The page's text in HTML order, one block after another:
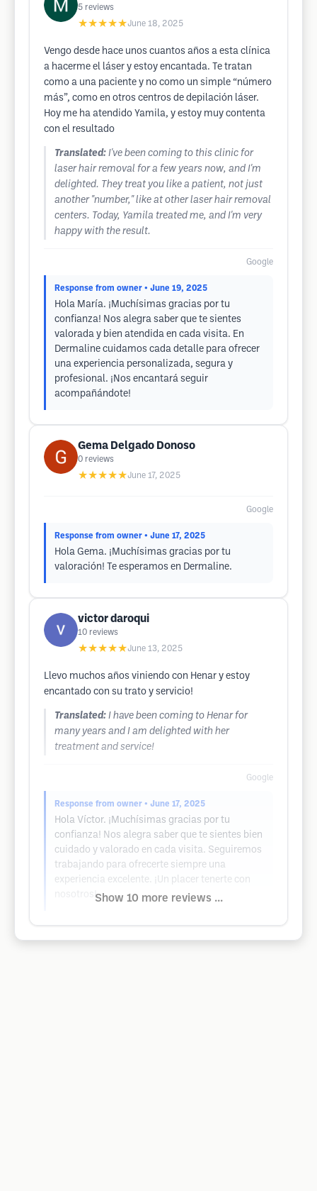
5 reviews
★★★★★June 18, 2025
Vengo desde hace unos cuantos años a esta clínica
a hacerme el láser y estoy encantada. Te tratan
como a una paciente y no como un simple “número
más”, como en otros centros de depilación láser.
Hoy me ha atendido Yamila, y estoy muy contenta
con el resultado
Translated: I've been coming to this clinic for
laser hair removal for a few years now, and I'm
delighted. They treat you like a patient, not just
another "number," like at other laser hair removal
centers. Today, Yamila treated me, and I'm very
happy with the result.
Google
Response from owner • June 19, 2025
Hola María. ¡Muchísimas gracias por tu
confianza! Nos alegra saber que te sientes
valorada y bien atendida en cada visita. En
Dermaline cuidamos cada detalle para ofrecer
una experiencia personalizada, segura y
profesional. ¡Nos encantará seguir
acompañándote!
Gema Delgado Donoso
0 reviews
★★★★★June 17, 2025
Google
Response from owner • June 17, 2025
Hola Gema. ¡Muchísimas gracias por tu
valoración! Te esperamos en Dermaline.
victor daroqui
10 reviews
★★★★★June 13, 2025
Llevo muchos años viniendo con Henar y estoy
encantado con su trato y servicio!
Translated: I have been coming to Henar for
many years and I am delighted with her
treatment and service!
Google
Response from owner • June 17, 2025
Hola Víctor. ¡Muchísimas gracias por tu
confianza! Nos alegra saber que te sientes bien
cuidado y valorado en cada visita. Seguiremos
trabajando para ofrecerte siempre una
experiencia excelente. ¡Un placer tenerte con
nosotros!Show 10 more reviews ...